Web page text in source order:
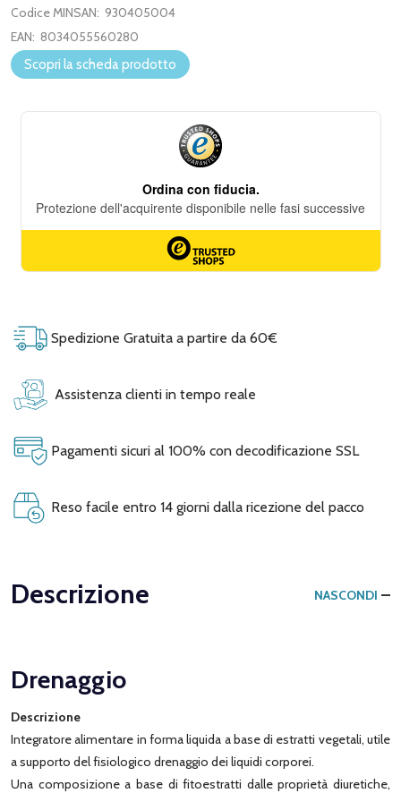
Codice MINSAN: 930405004
EAN: 8034055560280
Scopri la scheda prodotto
Spedizione Gratuita a partire da 60€
Assistenza clienti in tempo reale
Pagamenti sicuri al 100% con decodificazione SSL
Reso facile entro 14 giorni dalla ricezione del pacco
Descrizione NASCONDI
Drenaggio
Descrizione
Integratore alimentare in forma liquida a base di estratti vegetali, utile
a supporto del fisiologico drenaggio dei liquidi corporei.
Una composizione a base di fitoestratti dalle proprietà diuretiche,